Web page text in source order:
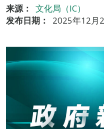
来源：
文化局（IC）
发布日期：
2025年12月